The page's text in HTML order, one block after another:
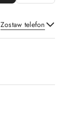
Zostaw telefon